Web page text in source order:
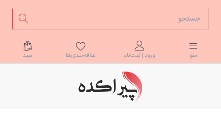
منو ورود | ثبت‌نام علاقه‌مندی‌ها سبد